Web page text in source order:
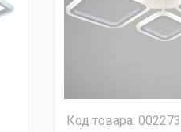
Код товара: